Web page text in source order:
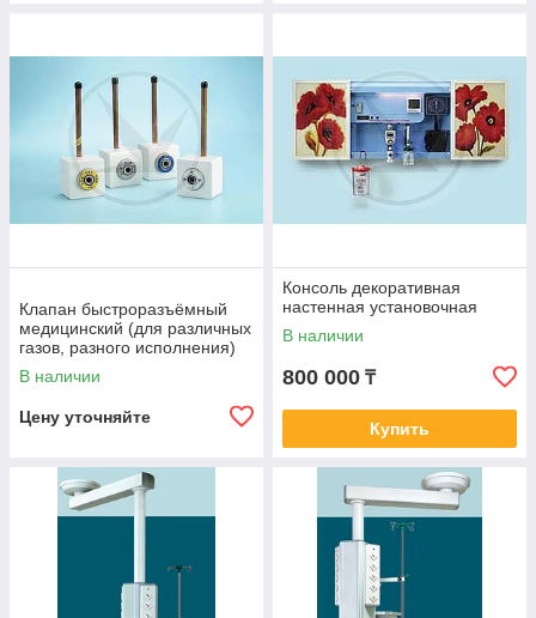
Клапан быстроразъёмный
медицинский (для различных
газов, разного исполнения)
В наличии
Цену уточняйте
Консоль декоративная
настенная установочная
В наличии
800 000 ₸
Купить